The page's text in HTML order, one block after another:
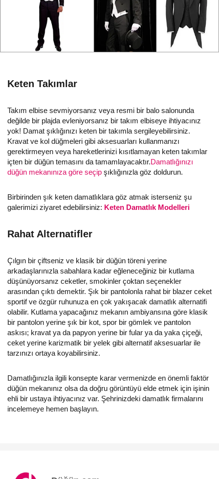
Keten Takımlar
Takım elbise sevmiyorsanız veya resmi bir balo salonunda
değilde bir plajda evleniyorsanız bir takım elbiseye ihtiyacınız
yok! Damat şıklığınızı keten bir takımla sergileyebilirsiniz.
Kravat ve kol düğmeleri gibi aksesuarları kullanmanızı
gerektirmeyen veya hareketlerinizi kısıtlamayan keten takımlar
içten bir düğün temasını da tamamlayacaktır.Damatlığınızı
düğün mekanınıza göre seçip şıklığınızla göz doldurun.
Birbirinden şık keten damatlıklara göz atmak isterseniz şu
galerimizi ziyaret edebilirsiniz: Keten Damatlık Modelleri
Rahat Alternatifler
Çılgın bir çiftseniz ve klasik bir düğün töreni yerine
arkadaşlarınızla sabahlara kadar eğleneceğiniz bir kutlama
düşünüyorsanız ceketler, smokinler çoktan seçenekler
arasından çıktı demektir. Şık bir pantolonla rahat bir blazer ceket
sportif ve özgür ruhunuza en çok yakışacak damatlık alternatifi
olabilir. Kutlama yapacağınız mekanın ambiyansına göre klasik
bir pantolon yerine şık bir kot, spor bir gömlek ve pantolon
askısı; kravat ya da papyon yerine bir fular ya da yaka çiçeği,
ceket yerine karizmatik bir yelek gibi alternatif aksesuarlar ile
tarzınızı ortaya koyabilirsiniz.
Damatlığınızla ilgili konsepte karar vermenizde en önemli faktör
düğün mekanınız olsa da doğru görüntüyü elde etmek için işinin
ehli bir ustaya ihtiyacınız var. Şehrinizdeki damatlık firmalarını
incelemeye hemen başlayın.